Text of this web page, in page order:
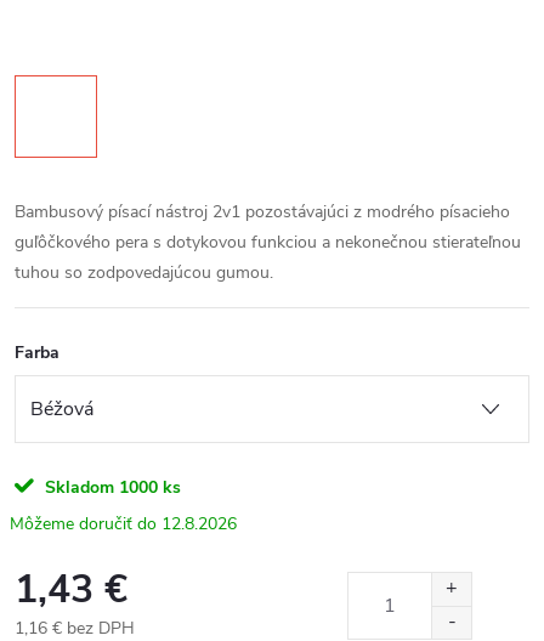
Bambusový písací nástroj 2v1 pozostávajúci z modrého písacieho
guľôčkového pera s dotykovou funkciou a nekonečnou stierateľnou
tuhou so zodpovedajúcou gumou.
Farba
Skladom 1000 ks
12.8.2026
1,43 €
1,16 € bez DPH